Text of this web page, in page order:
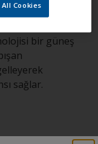
bir güneş
sağlar.
Cookies